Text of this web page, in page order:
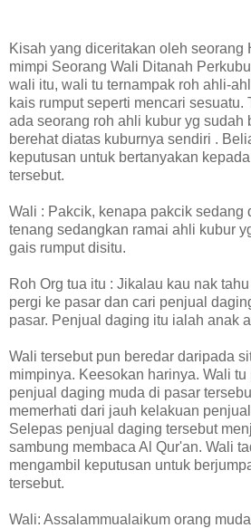
Kisah yang diceritakan oleh seorang
mimpi Seorang Wali Ditanah
wali itu, wali tu ternampak roh ahli-
kais rumput seperti mencari sesuatu.
ada seorang roh ahli kubur yg sudah
berehat diatas kuburnya sendiri .
keputusan untuk bertanyakan
tersebut.
Wali : Pakcik, kenapa pakcik sedang
tenang sedangkan ramai ahli kubur
gais rumput disitu.
Roh Org tua itu : Jikalau kau nak
pergi ke pasar dan cari penjual
pasar. Penjual daging itu ialah anak
Wali tersebut pun beredar daripada
mimpinya. Keesokan harinya. Wali
penjual daging muda di pasar
memerhati dari jauh kelakuan
Selepas penjual daging tersebut
sambung membaca Al Qur'an. Wali
mengambil keputusan untuk
tersebut.
Wali: Assalammualaikum orang